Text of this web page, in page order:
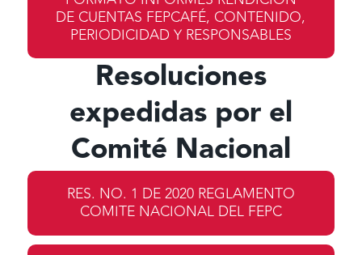
DE CUENTAS FEPCAFÉ, CONTENIDO,
PERIODICIDAD Y RESPONSABLES
Resoluciones
expedidas por el
Comité Nacional
RES. NO. 1 DE 2020 REGLAMENTO
COMITE NACIONAL DEL FEPC